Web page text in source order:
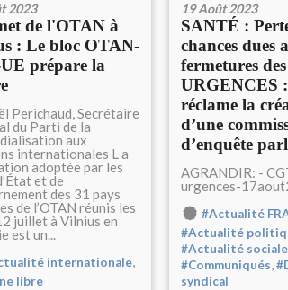
2023
de l'OTAN à
: Le bloc OTAN-
prépare la
Perichaud, Secrétaire
du Parti de la
aux
internationales L a
adoptée par les
et de
des 31 pays
de l’OTAN réunis les
juillet à Vilnius en
est un...
internationale,
libre
19 Août 2023
SANTÉ :
chances dues
fermetures des
URGENCES
réclame la
d’une
d’enquête
AGRANDIR: -
urgences-
#Actualité
#Actualité
#Actualité sociale
#Communiqués,
syndical